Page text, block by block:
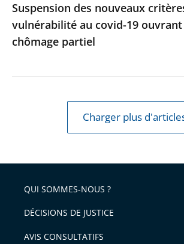
chômage
partiel
Suspension des nouveaux
vulnérabilité au covid-19
chômage partiel
Charger plus
QUI SOMMES-NOUS ?
DÉCISIONS DE JUSTICE
AVIS CONSULTATIFS